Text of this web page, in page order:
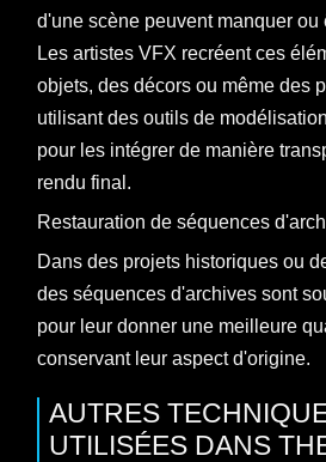
d'une scène peuvent manquer ou
Les artistes VFX recréent ces
objets, des décors ou même des
utilisant des outils de
pour les intégrer de manière
rendu final.
Restauration de séquences
Dans des projets historiques ou
des séquences d'archives sont
pour leur donner une meilleure
conservant leur aspect d'origine.
AUTRES
UTILISÉES DANS